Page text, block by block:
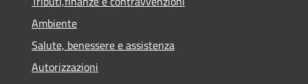
Ambiente
Salute, benessere e assistenza
Autorizzazioni